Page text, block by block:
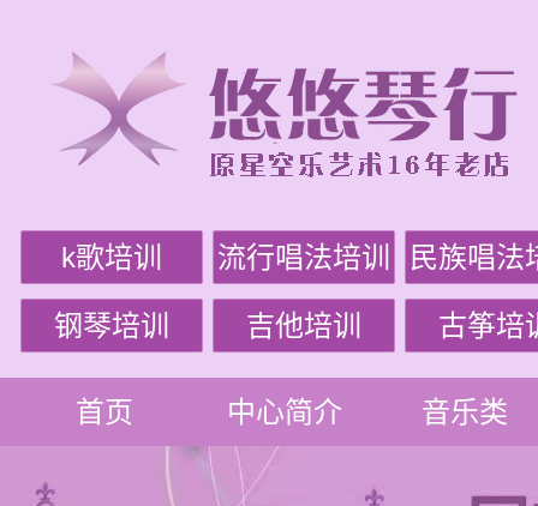
k歌培训 流行唱法培训 民族唱法
钢琴培训 吉他培训 古筝培
首页 中心简介 音乐类